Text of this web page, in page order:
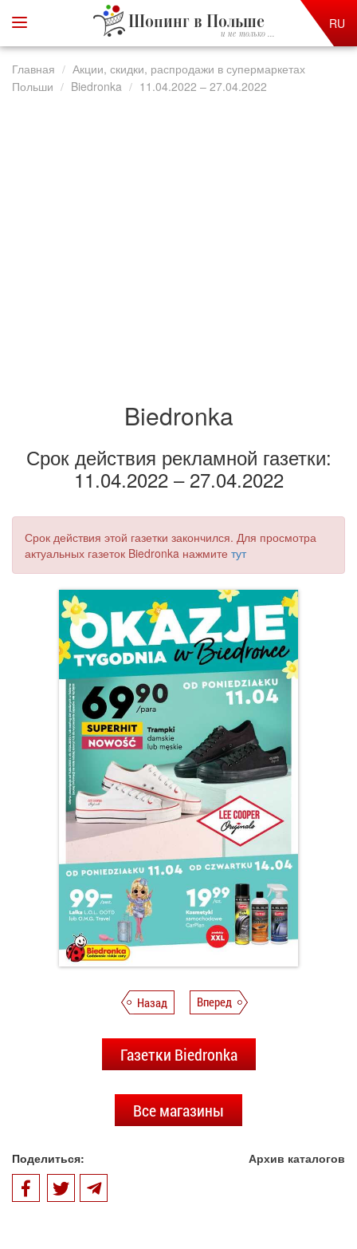
Шопинг в Польше
и не только ...
RU
Главная
Акции, скидки, распродажи в супермаркетах
Польши
Biedronka 11.04.2022 – 27.04.2022
Biedronka
Срок действия рекламной газетки:
11.04.2022 – 27.04.2022
Срок действия этой газетки закончился. Для просмотра
актуальных газеток Biedronka нажмите тут
Назад Вперед
Газетки Biedronka
Все магазины
Поделиться: Архив каталогов